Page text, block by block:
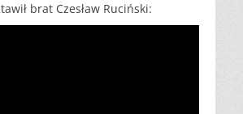
brat Czesław Ruciński: